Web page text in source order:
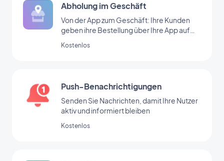
Abholung im Geschäft
Von der App zum Geschäft: Ihre Kunden
geben ihre Bestellung über Ihre App auf
abzuholen.
Kostenlos
Push-Benachrichtigungen
Senden Sie Nachrichten, damit Ihre Nutzer
aktiv und informiert bleiben
Kostenlos